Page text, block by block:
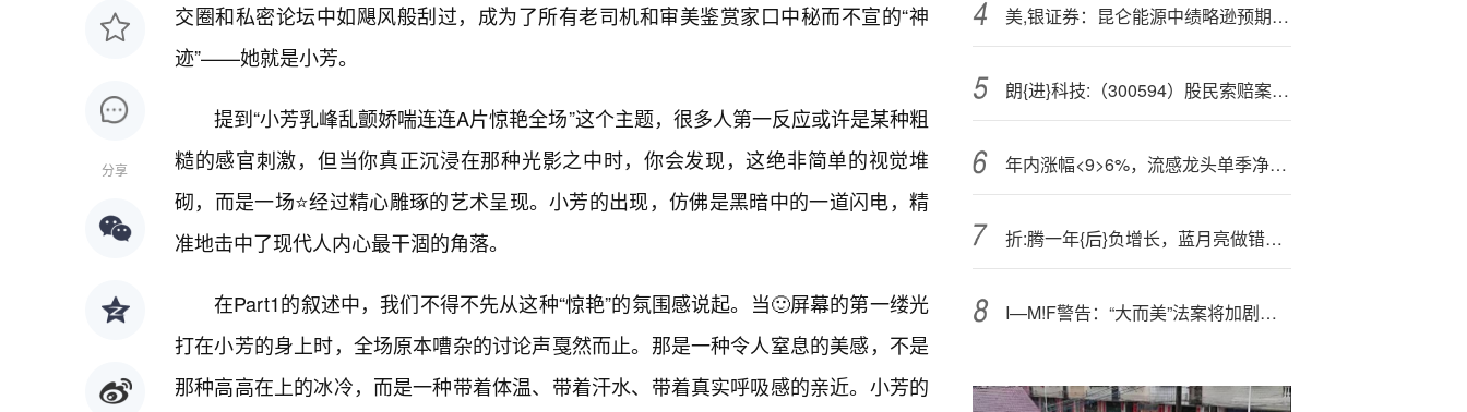
分享
交圈和私密论坛中如飓风般刮过，成为了所有老司机和审美鉴赏家口中秘而不宣的“神
迹”——她就是小芳。
提到“小芳乳峰乱颤娇喘连连A片惊艳全场”这个主题，很多人第一反应或许是某种粗
糙的感官刺激，但当你真正沉浸在那种光影之中时，你会发现，这绝非简单的视觉堆
砌，而是一场⭐经过精心雕琢的艺术呈现。小芳的出现，仿佛是黑暗中的一道闪电，精
准地击中了现代人内心最干涸的角落。
在Part1的叙述中，我们不得不先从这种“惊艳”的氛围感说起。当🙂屏幕的第一缕光
打在小芳的身上时，全场原本嘈杂的讨论声戛然而止。那是一种令人窒息的美感，不是
那种高高在上的冰冷，而是一种带着体温、带着汗水、带着真实呼吸感的亲近。小芳的
美,银证券：昆仑能源中绩略逊预期 降目标价至8.3港元 重申“中性”评级
朗{进}科技:（300594）股民索赔案已向法院提交立案，永悦科技（603879）索赔案持续推进
年内涨幅<9>6%，流感龙头单季净利增超300% ！赛道潜力股全出炉！
折:腾一年{后}负增长，蓝月亮做错了什么？
I—M!F警告：“大而美”法案将加剧美国财政赤字